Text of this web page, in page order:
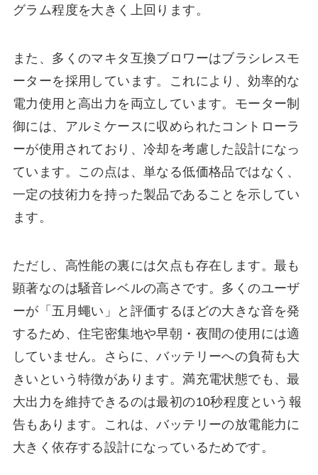
グラム程度を大きく上回ります。
また、多くのマキタ互換ブロワーはブラシレスモ
ーターを採用しています。これにより、効率的な
電力使用と高出力を両立しています。モーター制
御には、アルミケースに収められたコントローラ
ーが使用されており、冷却を考慮した設計になっ
ています。この点は、単なる低価格品ではなく、
一定の技術力を持った製品であることを示してい
ます。
ただし、高性能の裏には欠点も存在します。最も
顕著なのは騒音レベルの高さです。多くのユーザ
ーが「五月蠅い」と評価するほどの大きな音を発
するため、住宅密集地や早朝・夜間の使用には適
していません。さらに、バッテリーへの負荷も大
きいという特徴があります。満充電状態でも、最
大出力を維持できるのは最初の10秒程度という報
告もあります。これは、バッテリーの放電能力に
大きく依存する設計になっているためです。